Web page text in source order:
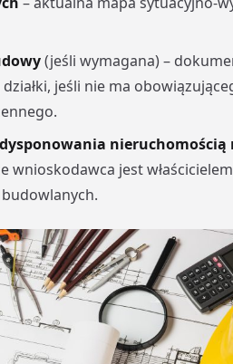
(jeśli wymagana) –
jeśli nie ma
nieruchomością
wnioskodawca jest